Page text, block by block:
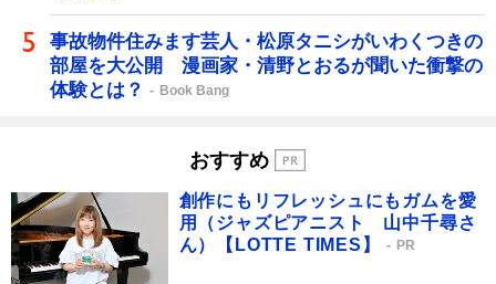
事故物件住みます芸人・松原タニシがいわくつきの
部屋を大公開 漫画家・清野とおるが聞いた衝撃の
体験とは？
Book Bang
おすすめ
創作にもリフレッシュにもガムを愛
用（ジャズピアニスト 山中千尋さ
ん）【LOTTE TIMES】
PR